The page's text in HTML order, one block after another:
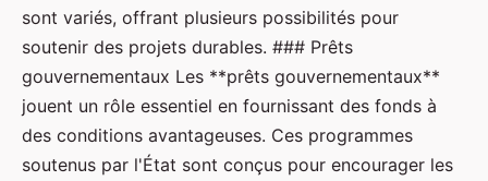
sont variés, offrant plusieurs possibilités pour
soutenir des projets durables. ### Prêts
gouvernementaux Les **prêts gouvernementaux**
jouent un rôle essentiel en fournissant des fonds à
des conditions avantageuses. Ces programmes
soutenus par l'État sont conçus pour encourager les